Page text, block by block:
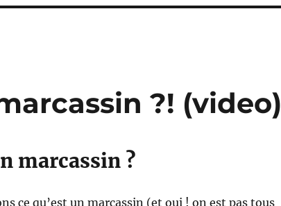
?! (video)
marcassin ?
ce qu’est un marcassin (et oui ! on est pas tous